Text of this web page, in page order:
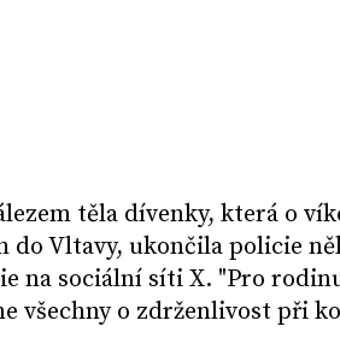
těla dívenky, která o
do Vltavy, ukončila policie
na sociální síti X. "Pro
všechny o zdrženlivost při